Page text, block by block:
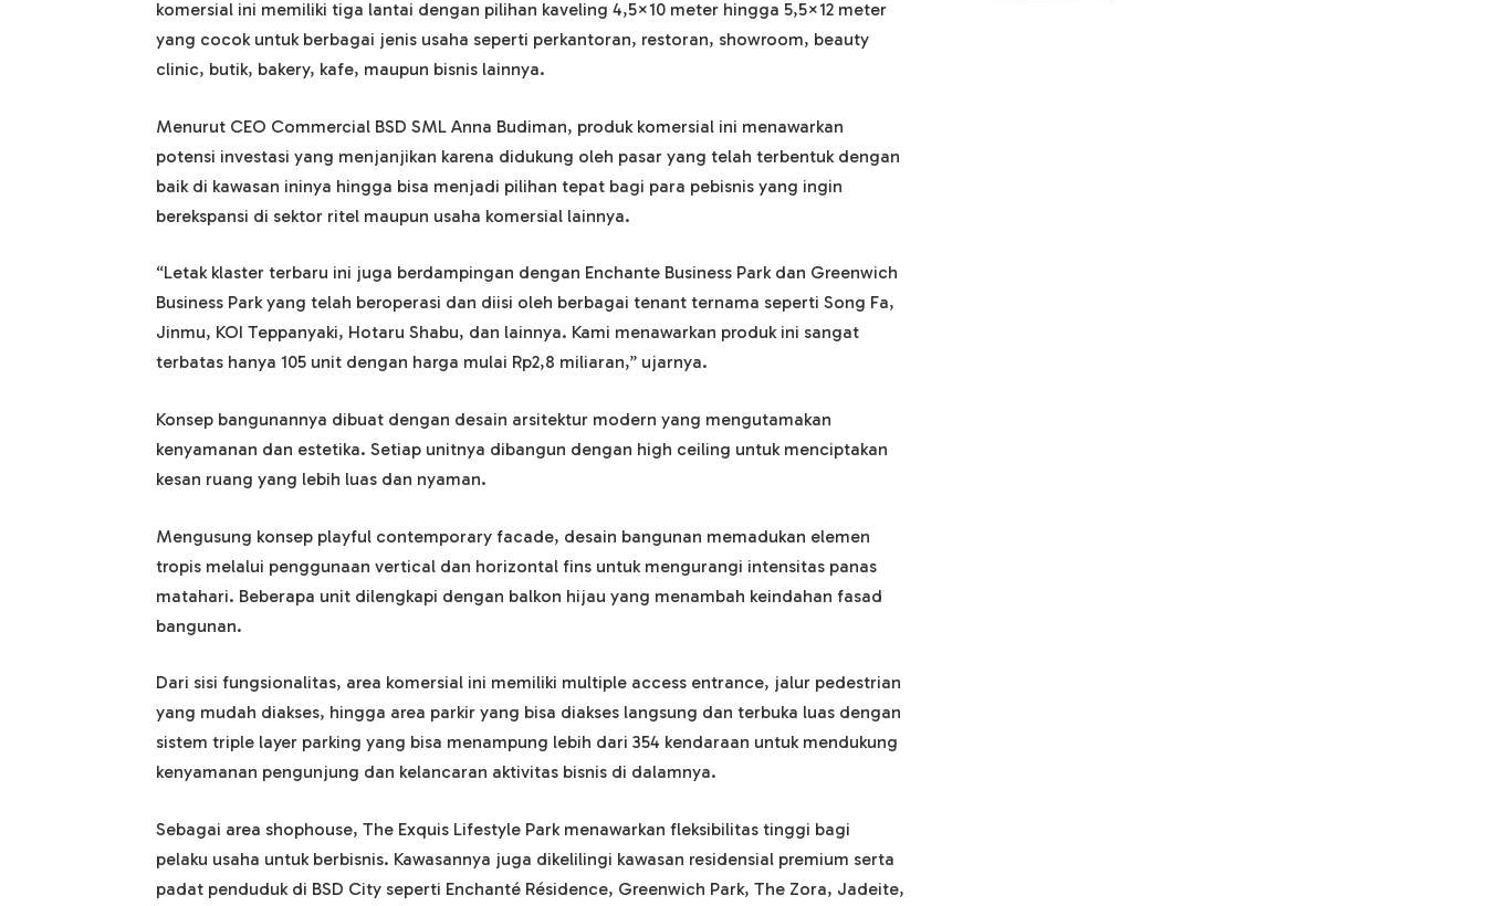
komersial ini memiliki tiga lantai dengan pilihan kaveling 4,5×10 meter hingga 5,5×12 meter
yang cocok untuk berbagai jenis usaha seperti perkantoran, restoran, showroom, beauty
clinic, butik, bakery, kafe, maupun bisnis lainnya.
Menurut CEO Commercial BSD SML Anna Budiman, produk komersial ini menawarkan
potensi investasi yang menjanjikan karena didukung oleh pasar yang telah terbentuk dengan
baik di kawasan ininya hingga bisa menjadi pilihan tepat bagi para pebisnis yang ingin
berekspansi di sektor ritel maupun usaha komersial lainnya.
“Letak klaster terbaru ini juga berdampingan dengan Enchante Business Park dan Greenwich
Business Park yang telah beroperasi dan diisi oleh berbagai tenant ternama seperti Song Fa,
Jinmu, KOI Teppanyaki, Hotaru Shabu, dan lainnya. Kami menawarkan produk ini sangat
terbatas hanya 105 unit dengan harga mulai Rp2,8 miliaran,” ujarnya.
Konsep bangunannya dibuat dengan desain arsitektur modern yang mengutamakan
kenyamanan dan estetika. Setiap unitnya dibangun dengan high ceiling untuk menciptakan
kesan ruang yang lebih luas dan nyaman.
Mengusung konsep playful contemporary facade, desain bangunan memadukan elemen
tropis melalui penggunaan vertical dan horizontal fins untuk mengurangi intensitas panas
matahari. Beberapa unit dilengkapi dengan balkon hijau yang menambah keindahan fasad
bangunan.
Dari sisi fungsionalitas, area komersial ini memiliki multiple access entrance, jalur pedestrian
yang mudah diakses, hingga area parkir yang bisa diakses langsung dan terbuka luas dengan
sistem triple layer parking yang bisa menampung lebih dari 354 kendaraan untuk mendukung
kenyamanan pengunjung dan kelancaran aktivitas bisnis di dalamnya.
Sebagai area shophouse, The Exquis Lifestyle Park menawarkan fleksibilitas tinggi bagi
pelaku usaha untuk berbisnis. Kawasannya juga dikelilingi kawasan residensial premium serta
padat penduduk di BSD City seperti Enchanté Résidence, Greenwich Park, The Zora, Jadeite,